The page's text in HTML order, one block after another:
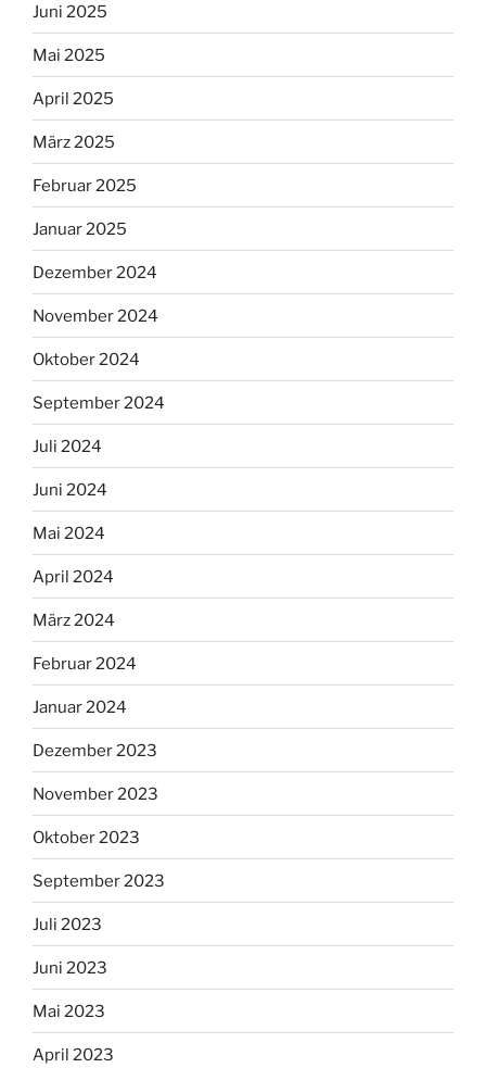
Juni 2025
Mai 2025
April 2025
März 2025
Februar 2025
Januar 2025
Dezember 2024
November 2024
Oktober 2024
September 2024
Juli 2024
Juni 2024
Mai 2024
April 2024
März 2024
Februar 2024
Januar 2024
Dezember 2023
November 2023
Oktober 2023
September 2023
Juli 2023
Juni 2023
Mai 2023
April 2023